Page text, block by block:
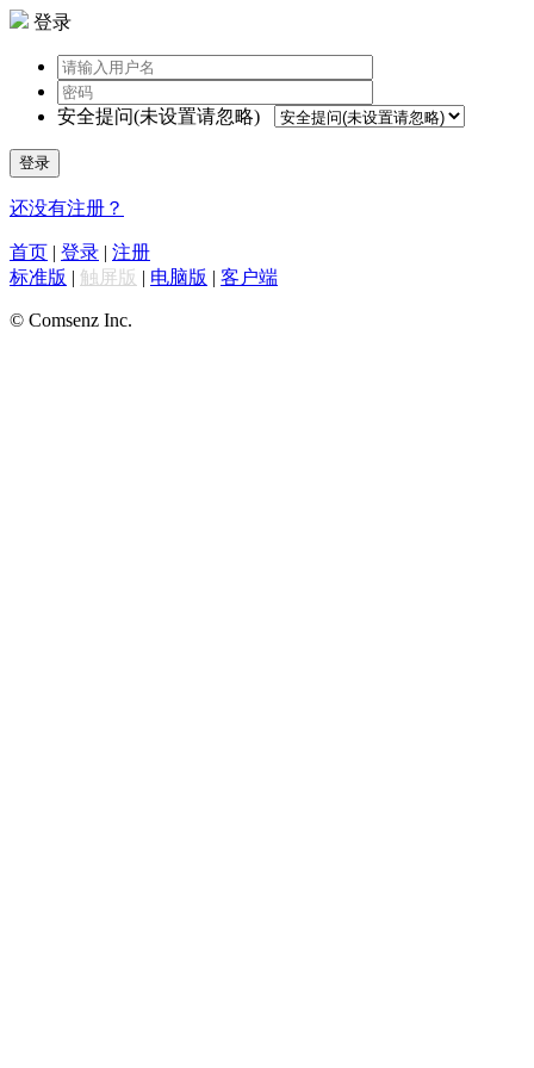
登录
安全提问(未设置请忽略)
登录
还没有注册？
首页 | 登录 | 注册
标准版 | 触屏版 | 电脑版 | 客户端
© Comsenz Inc.